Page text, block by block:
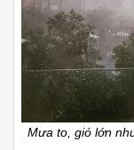
Mưa to, gió lớn